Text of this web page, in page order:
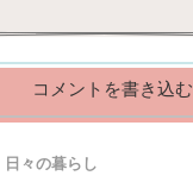
コメントを書き込む
日々の暮らし